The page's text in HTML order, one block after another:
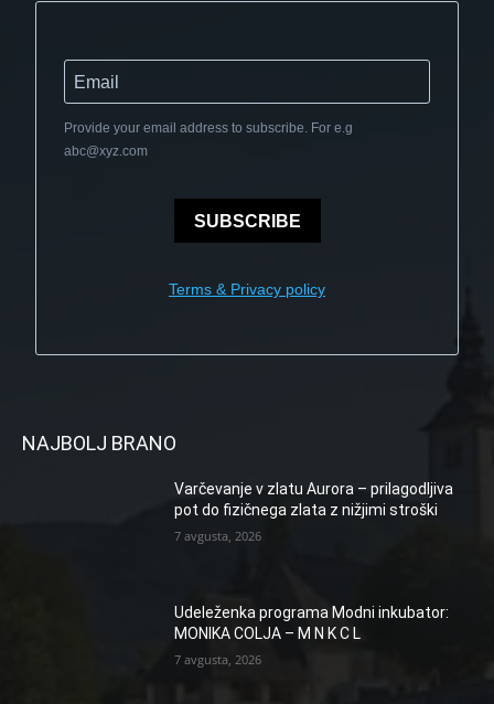
Provide your email address to subscribe. For e.g
abc@xyz.com
SUBSCRIBE
Terms & Privacy policy
NAJBOLJ BRANO
Varčevanje v zlatu Aurora – prilagodljiva
pot do fizičnega zlata z nižjimi stroški
7 avgusta, 2026
Udeleženka programa Modni inkubator:
MONIKA COLJA – M N K C L
7 avgusta, 2026